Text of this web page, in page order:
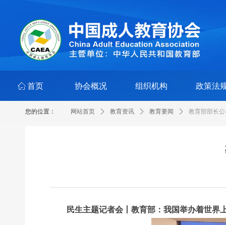
ꀇ 首页 协会概况 组织机构 政策法
网站首页 ꄲ 教育资讯 ꄲ 教育要闻 ꄲ 教育部部长
您的位置：
民生主题记者会丨教育部：我国举办着世界